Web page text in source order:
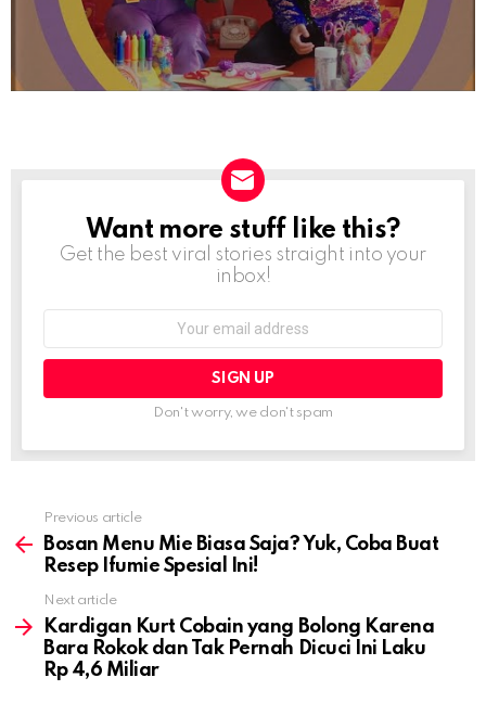
NEWSLETTER
Want more stuff like this?
Get the best viral stories straight into your
inbox!
Don't worry, we don't spam
more
Previous article
Bosan Menu Mie Biasa Saja? Yuk, Coba Buat
Resep Ifumie Spesial Ini!
Next article
Kardigan Kurt Cobain yang Bolong Karena
Bara Rokok dan Tak Pernah Dicuci Ini Laku
Rp 4,6 Miliar